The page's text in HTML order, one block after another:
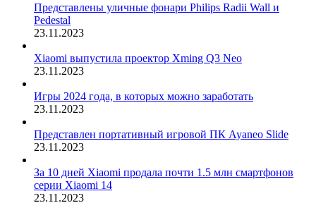
Представлены уличные фонари Philips Radii Wall и
Pedestal
23.11.2023
Xiaomi выпустила проектор Xming Q3 Neo
23.11.2023
Игры 2024 года, в которых можно заработать
23.11.2023
Представлен портативный игровой ПК Ayaneo Slide
23.11.2023
За 10 дней Xiaomi продала почти 1.5 млн смартфонов
серии Xiaomi 14
23.11.2023